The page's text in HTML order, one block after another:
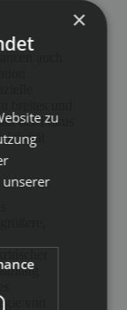
auch
breites und
der Fokus
von
×
zu